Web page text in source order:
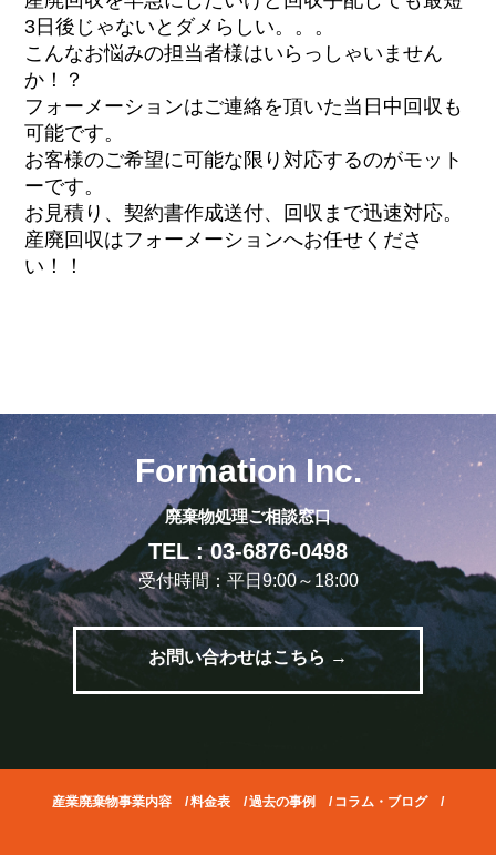
3日後じゃないとダメらしい。。。
こんなお悩みの担当者様はいらっしゃいません
か！？
フォーメーションはご連絡を頂いた当日中回収も
可能です。
お客様のご希望に可能な限り対応するのがモット
ーです。
お見積り、契約書作成送付、回収まで迅速対応。
産廃回収はフォーメーションへお任せくださ
い！！
Formation Inc.
廃棄物処理ご相談窓口
TEL : 03-6876-0498
受付時間：平日9:00～18:00
お問い合わせはこちら →
産業廃棄物事業内容/料金表/過去の事例 / コラム・ブログ/